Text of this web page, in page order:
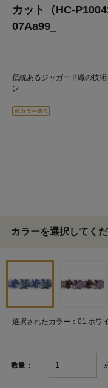
カット（HC-
07Aa99_
伝統あるジャガード織の技
ン
カラーを選択してく
選択されたカラー：01.ホワ
数量：